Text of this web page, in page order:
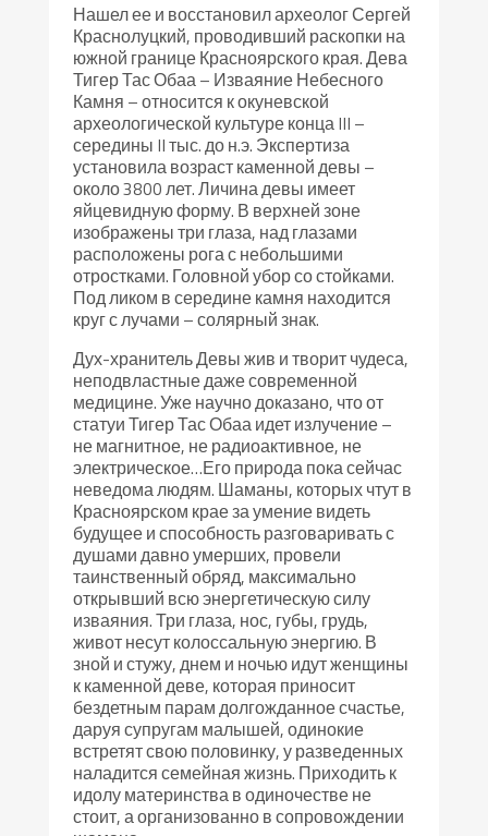
Нашел ее и восстановил археолог Сергей
Краснолуцкий, проводивший раскопки на
южной границе Красноярского края. Дева
Тигер Тас Обаа – Изваяние Небесного
Камня – относится к окуневской
археологической культуре конца III –
середины II тыс. до н.э. Экспертиза
установила возраст каменной девы –
около 3800 лет. Личина девы имеет
яйцевидную форму. В верхней зоне
изображены три глаза, над глазами
расположены рога с небольшими
отростками. Головной убор со стойками.
Под ликом в середине камня находится
круг с лучами – солярный знак.
Дух-хранитель Девы жив и творит чудеса,
неподвластные даже современной
медицине. Уже научно доказано, что от
статуи Тигер Тас Обаа идет излучение –
не магнитное, не радиоактивное, не
электрическое…Его природа пока сейчас
неведома людям. Шаманы, которых чтут в
Красноярском крае за умение видеть
будущее и способность разговаривать с
душами давно умерших, провели
таинственный обряд, максимально
открывший всю энергетическую силу
изваяния. Три глаза, нос, губы, грудь,
живот несут колоссальную энергию. В
зной и стужу, днем и ночью идут женщины
к каменной деве, которая приносит
бездетным парам долгожданное счастье,
даруя супругам малышей, одинокие
встретят свою половинку, у разведенных
наладится семейная жизнь. Приходить к
идолу материнства в одиночестве не
стоит, а организованно в сопровождении